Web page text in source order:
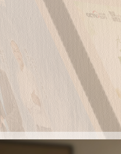
现场 前线 比划
竞猜
VIP会员 CCTV奥林匹克频道
财经 教育 乡村振兴 生态
大国智造 大国展会 大国保险